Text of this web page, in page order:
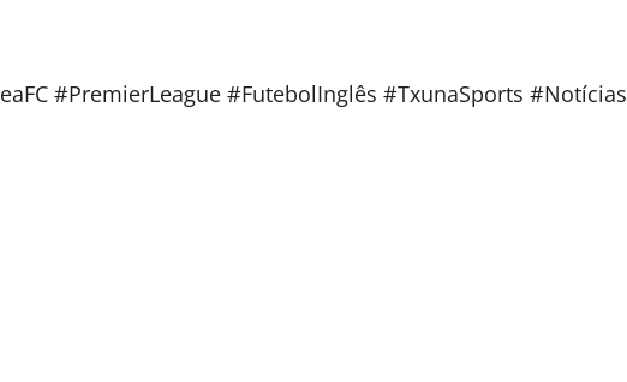
#PremierLeague #FutebolInglês #TxunaSports #Notícias